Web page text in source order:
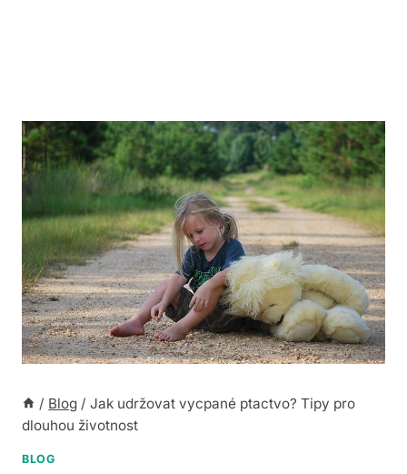
/ Blog / Jak udržovat vycpané ptactvo? Tipy pro
dlouhou životnost
BLOG